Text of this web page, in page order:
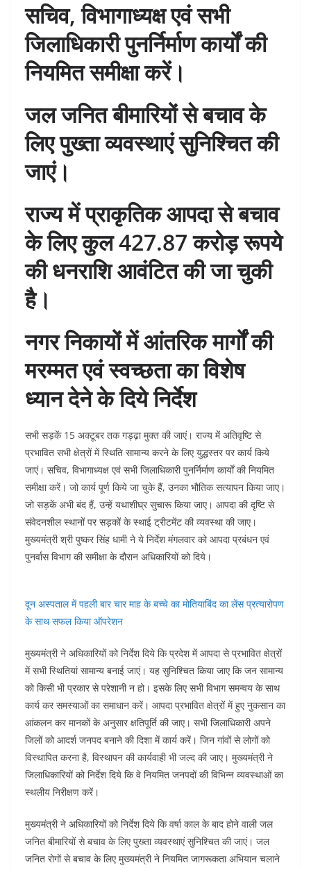
e
b
o
o
s
A
p
p
e
st
e
dI
n
gr
a
m
e
सचिव, विभागाध्यक्ष एवं सभी
जिलाधिकारी पुनर्निर्माण कार्यों की
नियमित समीक्षा करें।
जल जनित बीमारियों से बचाव के
लिए पुख्ता व्यवस्थाएं सुनिश्चित की
जाएं।
राज्य में प्राकृतिक आपदा से बचाव
के लिए कुल 427.87 करोड़ रूपये
की धनराशि आवंटित की जा चुकी
है।
नगर निकायों में आंतरिक मार्गों की
मरम्मत एवं स्वच्छता का विशेष
ध्यान देने के दिये निर्देश
सभी सड़कें 15 अक्टूबर तक गड्ढ़ा मुक्त की जाएं। राज्य में अतिवृष्टि से
प्रभावित सभी क्षेत्रों में स्थिति सामान्य करने के लिए युद्धस्तर पर कार्य किये
जाएं। सचिव, विभागाध्यक्ष एवं सभी जिलाधिकारी पुनर्निर्माण कार्यों की नियमित
समीक्षा करें। जो कार्य पूर्ण किये जा चुके हैं, उनका भौतिक सत्यापन किया जाए।
जो सड़कें अभी बंद हैं, उन्हें यथाशीघ्र सुचारू किया जाए। आपदा की दृष्टि से
संवेदनशील स्थानों पर सड़कों के स्थाई ट्रीटमेंट की व्यवस्था की जाए।
मुख्यमंत्री श्री पुष्कर सिंह धामी ने ये निर्देश मंगलवार को आपदा प्रबंधन एवं
पुनर्वास विभाग की समीक्षा के दौरान अधिकारियों को दिये।
दून अस्पताल में पहली बार चार माह के बच्चे का मोतियाबिंद का लेंस प्रत्यारोपण
के साथ सफल किया ऑपरेशन
मुख्यमंत्री ने अधिकारियों को निर्देश दिये कि प्रदेश में आपदा से प्रभावित क्षेत्रों
में सभी स्थितियां सामान्य बनाई जाएं। यह सुनिश्चित किया जाए कि जन सामान्य
को किसी भी प्रकार से परेशानी न हो। इसके लिए सभी विभाग समन्वय के साथ
कार्य कर समस्याओं का समाधान करें। आपदा प्रभावित क्षेत्रों में हुए नुकसान का
आंकलन कर मानकों के अनुसार क्षतिपूर्ति की जाए। सभी जिलाधिकारी अपने
जिलों को आदर्श जनपद बनाने की दिशा में कार्य करें। जिन गांवों से लोगों को
विस्थापित करना है, विस्थापन की कार्यवाही भी जल्द की जाए। मुख्यमंत्री ने
जिलाधिकारियों को निर्देश दिये कि वे नियमित जनपदों की विभिन्न व्यवस्थाओं का
स्थलीय निरीक्षण करें।
मुख्यमंत्री ने अधिकारियों को निर्देश दिये कि वर्षा काल के बाद होने वाली जल
जनित बीमारियों से बचाव के लिए पुख्ता व्यवस्थाएं सुनिश्चित की जाएं। जल
जनित रोगों से बचाव के लिए मुख्यमंत्री ने नियमित जागरूकता अभियान चलाने